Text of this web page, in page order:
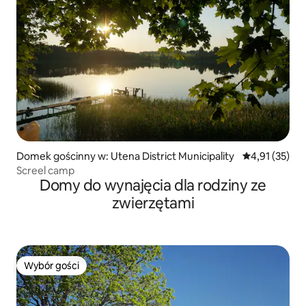
Domek gościnny w: Utena District Municipality Średnia
4,91 (35)
Screel camp
Domy do wynajęcia dla rodziny ze
zwierzętami
Wybór gości
Wybór gości